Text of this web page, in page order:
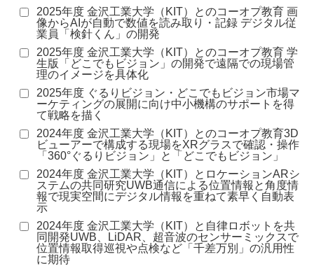
2025年度 金沢工業大学（KIT）とのコーオプ教育 画
像からAIが自動で数値を読み取り・記録 デジタル従
業員「検針くん」の開発
2025年度 金沢工業大学（KIT）とのコーオプ教育 学
生版「どこでもビジョン」の開発で遠隔での現場管
理のイメージを具体化
2025年度 ぐるりビジョン・どこでもビジョン市場マ
ーケティングの展開に向け中小機構のサポートを得
て戦略を描く
2024年度 金沢工業大学（KIT）とのコーオプ教育3D
ビューアーで構成する現場をXRグラスで確認・操作
「360°ぐるりビジョン」と「どこでもビジョン」
2024年度 金沢工業大学（KIT）とロケーションARシ
ステムの共同研究UWB通信による位置情報と角度情
報で現実空間にデジタル情報を重ねて素早く自動表
示
2024年度 金沢工業大学（KIT）と自律ロボットを共
同開発UWB、LiDAR、超音波のセンサーミックスで
位置情報取得巡視や点検など「千差万別」の汎用性
に期待